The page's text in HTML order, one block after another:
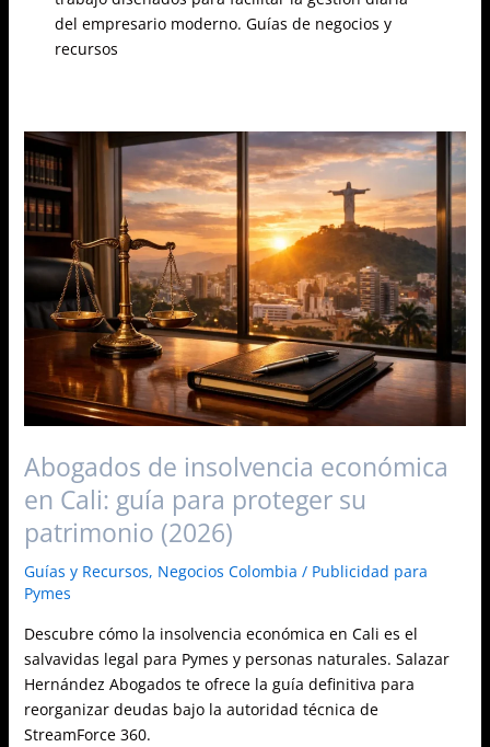
del empresario moderno. Guías de negocios y
recursos
Abogados de insolvencia económica
en Cali: guía para proteger su
patrimonio (2026)
Guías y Recursos, Negocios Colombia / Publicidad para
Pymes
Descubre cómo la insolvencia económica en Cali es el
salvavidas legal para Pymes y personas naturales. Salazar
Hernández Abogados te ofrece la guía definitiva para
reorganizar deudas bajo la autoridad técnica de
StreamForce 360.
Abogados
de
insolvencia
económica
en
Cali:
para
proteger
patrimonio
(2026)